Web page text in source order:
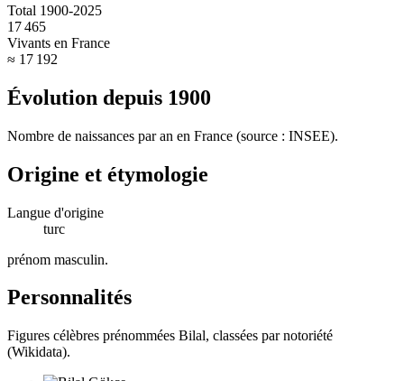
Total 1900-2025
17 465
Vivants en France
≈ 17 192
Évolution depuis 1900
Nombre de naissances par an en France (source : INSEE).
Origine et étymologie
Langue d'origine
turc
prénom masculin.
Personnalités
Figures célèbres prénommées Bilal, classées par notoriété
(Wikidata).